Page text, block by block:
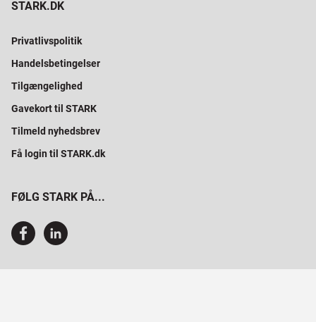
STARK.DK
Privatlivspolitik
Handelsbetingelser
Tilgængelighed
Gavekort til STARK
Tilmeld nyhedsbrev
Få login til STARK.dk
FØLG STARK PÅ...